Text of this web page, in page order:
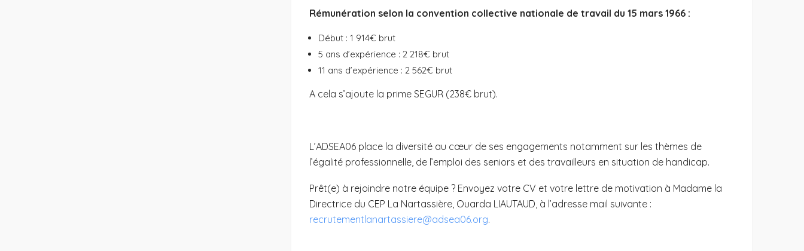
Rémunération selon la convention collective nationale de travail du 15 mars 1966 :
Début : 1 914€ brut
5 ans d’expérience : 2 218€ brut
11 ans d’expérience : 2 562€ brut
A cela s’ajoute la prime SEGUR (238€ brut).
L’ADSEA06 place la diversité au cœur de ses engagements notamment sur les thèmes de
l’égalité professionnelle, de l’emploi des seniors et des travailleurs en situation de handicap.
Prêt(e) à rejoindre notre équipe ? Envoyez votre CV et votre lettre de motivation à Madame la
Directrice du CEP La Nartassière, Ouarda LIAUTAUD, à l’adresse mail suivante :
recrutementlanartassiere@adsea06.org.